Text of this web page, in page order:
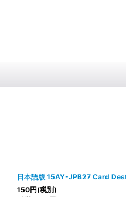
日本語版 15AY-JPB27 Card
150円(税別)